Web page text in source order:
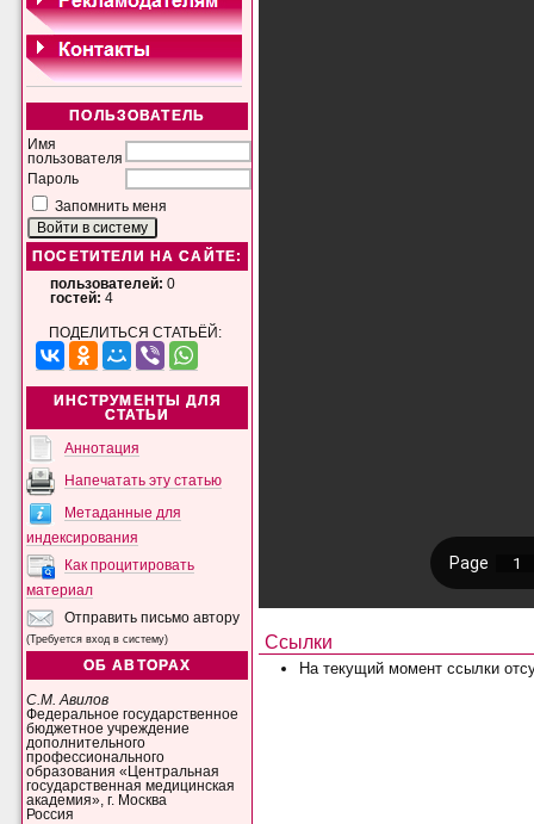
ПОЛЬЗОВАТЕЛЬ
Имя
пользователя
Пароль
Запомнить меня
ПОСЕТИТЕЛИ НА САЙТЕ:
пользователей: 0
гостей: 4
ПОДЕЛИТЬСЯ СТАТЬЁЙ:
ИНСТРУМЕНТЫ ДЛЯ
СТАТЬИ
Аннотация
Напечатать эту статью
Метаданные для
индексирования
Как процитировать
материал
Отправить письмо автору
(Требуется вход в систему)
ОБ АВТОРАХ
С.М. Авилов
Федеральное государственное
бюджетное учреждение
дополнительного
профессионального
образования «Центральная
государственная медицинская
академия», г. Москва
Россия
Ссылки
На текущий момент ссылки